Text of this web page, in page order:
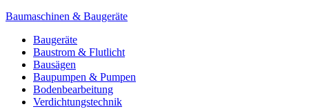
Baumaschinen & Baugeräte
Baugeräte
Baustrom & Flutlicht
Bausägen
Baupumpen & Pumpen
Bodenbearbeitung
Verdichtungstechnik